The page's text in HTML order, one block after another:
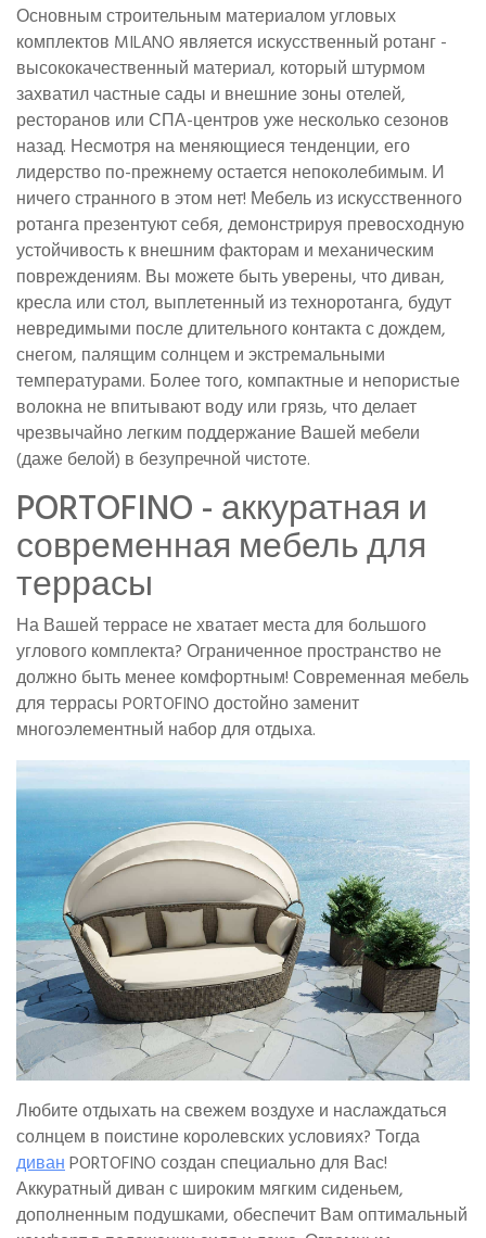
Основным строительным материалом угловых
комплектов MILANO является искусственный ротанг -
высококачественный материал, который штурмом
захватил частные сады и внешние зоны отелей,
ресторанов или СПА-центров уже несколько сезонов
назад. Несмотря на меняющиеся тенденции, его
лидерство по-прежнему остается непоколебимым. И
ничего странного в этом нет! Мебель из искусственного
ротанга презентуют себя, демонстрируя превосходную
устойчивость к внешним факторам и механическим
повреждениям. Вы можете быть уверены, что диван,
кресла или стол, выплетенный из техноротанга, будут
невредимыми после длительного контакта с дождем,
снегом, палящим солнцем и экстремальными
температурами. Более того, компактные и непористые
волокна не впитывают воду или грязь, что делает
чрезвычайно легким поддержание Вашей мебели
(даже белой) в безупречной чистоте.
PORTOFINO - аккуратная и
современная мебель для
террасы
На Вашей террасе не хватает места для большого
углового комплекта? Ограниченное пространство не
должно быть менее комфортным! Современная мебель
для террасы PORTOFINO достойно заменит
многоэлементный набор для отдыха.
Любите отдыхать на свежем воздухе и наслаждаться
солнцем в поистине королевских условиях? Тогда
диванPORTOFINO создан специально для Вас!
Аккуратный диван с широким мягким сиденьем,
дополненным подушками, обеспечит Вам оптимальный